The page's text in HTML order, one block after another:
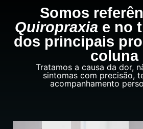
Somos
Quiropraxia e no
dos principais
coluna
Tratamos a causa da dor,
sintomas com precisão,
acompanhamento